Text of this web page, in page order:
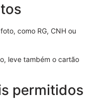
como RG, CNH ou
leve também o cartão
permitidos